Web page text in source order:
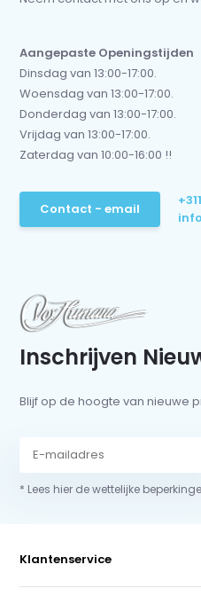
Aangepaste Openingstijden
Dinsdag van 13:00-17:00.
Woensdag van 13:00-17:00.
Donderdag van 13:00-17:00.
Vrijdag van 13:00-17:00.
Zaterdag van 10:00-16:00 !!
Contact - email
Inschrijven
Blijf op de hoogte van nieuwe
* Lees hier de wettelijke
Klantenservice